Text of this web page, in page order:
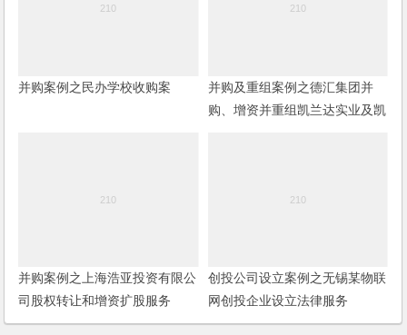
并购案例之民办学校收购案
并购及重组案例之德汇集团并
购、增资并重组凯兰达实业及凯
并购案例之上海浩亚投资有限公
司股权转让和增资扩股服务
创投公司设立案例之无锡某物联
网创投企业设立法律服务